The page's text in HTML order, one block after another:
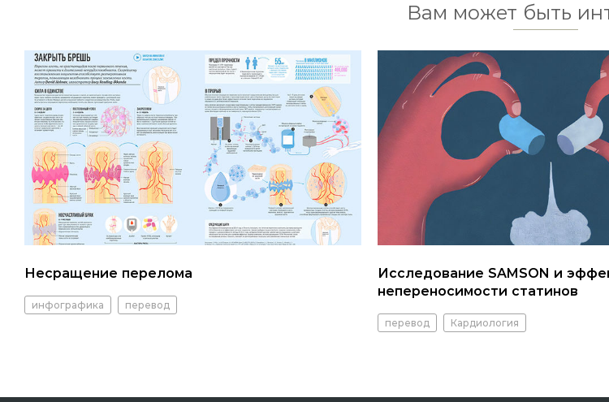
Вам может быть
Несращение перелома
инфографика перевод
Исследование SAMSON и
непереносимости статинов
перевод Кардиология